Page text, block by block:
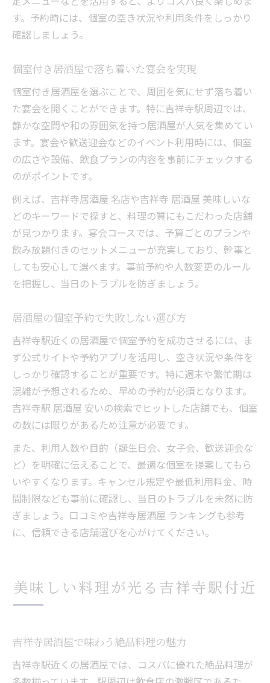
す。予約時には、個室の空き状況や利用条件をしっかり
確認しましょう。
個室付き居酒屋で落ち着いた宴会を実現
個室付き居酒屋を選ぶことで、周囲を気にせず落ち着い
た宴会を開くことができます。特に吉祥寺駅周辺では、
静かな空間や和の雰囲気を持つ居酒屋が人気を集めてい
ます。宴会や歓送迎会などのイベント利用時には、個室
の広さや設備、飲食プランの内容を事前にチェックする
のがポイントです。
例えば、吉祥寺居酒屋 名店や吉祥寺 居酒屋 美味しいな
どのキーワードで探すと、料理の質にもこだわった店舗
が見つかります。宴会コースでは、予算ごとのプランや
飲み放題付きのセットメニューが充実しており、幹事と
しても安心して選べます。事前予約や人数変更のルール
を把握し、当日のトラブルを防ぎましょう。
居酒屋の個室予約で失敗しない選び方
吉祥寺駅近くの居酒屋で個室予約を成功させるには、ま
ず公式サイトや予約アプリを活用し、空き状況や条件を
しっかり確認することが重要です。特に週末や繁忙期は
混雑が予想されるため、早めの予約が必須となります。
吉祥寺駅 居酒屋 安いの検索でヒットした店舗でも、個室
の数には限りがあるため注意が必要です。
また、利用人数や目的（誕生日会、女子会、歓送迎会な
ど）を明確に伝えることで、最適な個室を提案してもら
いやすくなります。キャンセル規定や最低利用料金、時
間制限なども事前に確認し、当日のトラブルを未然に防
ぎましょう。口コミや吉祥寺居酒屋 ランキングも参考
に、信頼できる店舗選びを心がけてください。
美味しい料理が光る吉祥寺駅付近
吉祥寺居酒屋で味わう絶品料理の魅力
吉祥寺駅近くの居酒屋では、コスパに優れた絶品料理が